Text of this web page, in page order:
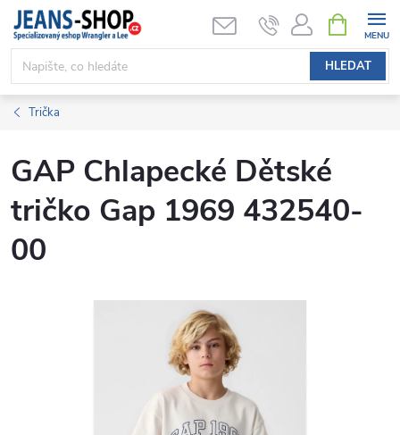
Přejít
obsah
HLEDAT
NÁKUPNÍ
KOŠÍK
Trička
GAP Chlapecké Dětské
tričko Gap 1969 432540-
00